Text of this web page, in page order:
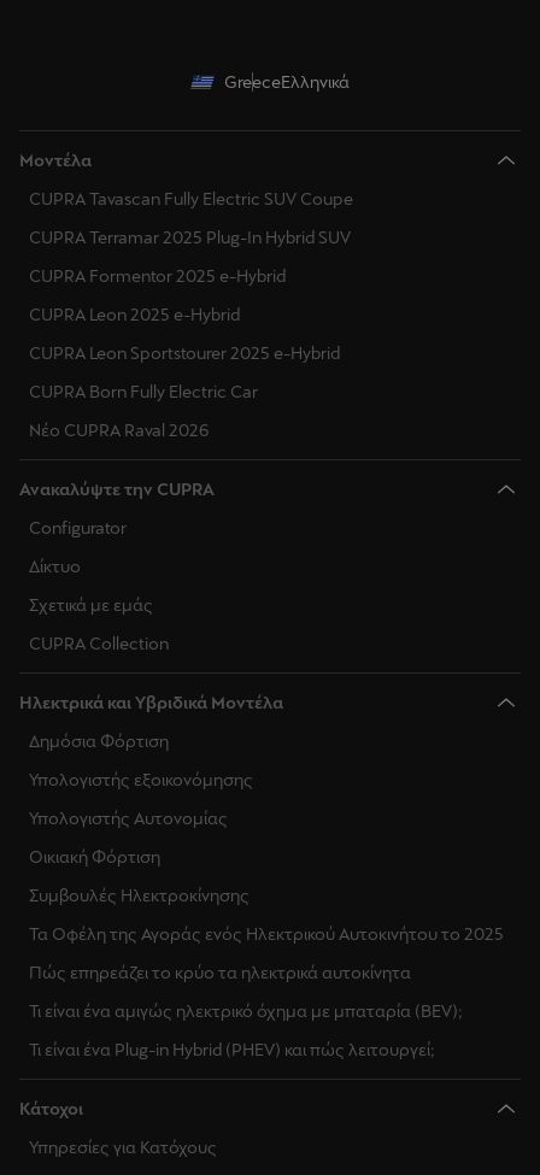
GreeceΕλληνικά
Μοντέλα
CUPRA Tavascan Fully Electric SUV Coupe
CUPRA Terramar 2025 Plug-In Hybrid SUV
CUPRA Formentor 2025 e-Hybrid
CUPRA Leon 2025 e-Hybrid
CUPRA Leon Sportstourer 2025 e-Hybrid
CUPRA Born Fully Electric Car
Νέο CUPRA Raval 2026
Ανακαλύψτε την CUPRA
Configurator
Δίκτυο
Σχετικά με εμάς
CUPRA Collection
Ηλεκτρικά και Υβριδικά Μοντέλα
Δημόσια Φόρτιση
Υπολογιστής εξοικονόμησης
Υπολογιστής Αυτονομίας
Οικιακή Φόρτιση
Συμβουλές Ηλεκτροκίνησης
Τα Οφέλη της Αγοράς ενός Ηλεκτρικού Αυτοκινήτου το 2025
Πώς επηρεάζει το κρύο τα ηλεκτρικά αυτοκίνητα
Τι είναι ένα αμιγώς ηλεκτρικό όχημα με μπαταρία (BEV);
Τι είναι ένα Plug-in Hybrid (PHEV) και πώς λειτουργεί;
Κάτοχοι
Υπηρεσίες για Κατόχους